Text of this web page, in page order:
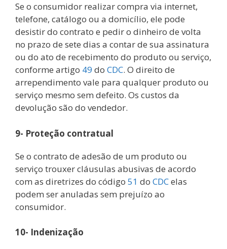
Se o consumidor realizar compra via internet,
telefone, catálogo ou a domicílio, ele pode
desistir do contrato e pedir o dinheiro de volta
no prazo de sete dias a contar de sua assinatura
ou do ato de recebimento do produto ou serviço,
conforme artigo 49 do CDC. O direito de
arrependimento vale para qualquer produto ou
serviço mesmo sem defeito. Os custos da
devolução são do vendedor.
9- Proteção contratual
Se o contrato de adesão de um produto ou
serviço trouxer cláusulas abusivas de acordo
com as diretrizes do código 51 do CDCelas
podem ser anuladas sem prejuízo ao
consumidor.
10- Indenização